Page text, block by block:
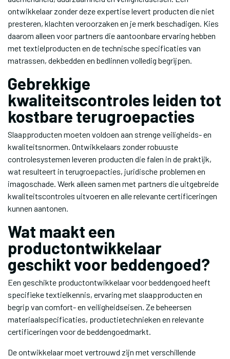
ontwikkelaar zonder deze expertise levert producten die niet
presteren, klachten veroorzaken en je merk beschadigen. Kies
daarom alleen voor partners die aantoonbare ervaring hebben
met textielproducten en de technische specificaties van
matrassen, dekbedden en bedlinnen volledig begrijpen.
Gebrekkige
kwaliteitscontroles leiden tot
kostbare terugroepacties
Slaapproducten moeten voldoen aan strenge veiligheids- en
kwaliteitsnormen. Ontwikkelaars zonder robuuste
controlesystemen leveren producten die falen in de praktijk,
wat resulteert in terugroepacties, juridische problemen en
imagoschade. Werk alleen samen met partners die uitgebreide
kwaliteitscontroles uitvoeren en alle relevante certificeringen
kunnen aantonen.
Wat maakt een
productontwikkelaar
geschikt voor beddengoed?
Een geschikte productontwikkelaar voor beddengoed heeft
specifieke textielkennis, ervaring met slaapproducten en
begrip van comfort- en veiligheidseisen. Ze beheersen
materiaalspecificaties, productietechnieken en relevante
certificeringen voor de beddengoedmarkt.
De ontwikkelaar moet vertrouwd zijn met verschillende